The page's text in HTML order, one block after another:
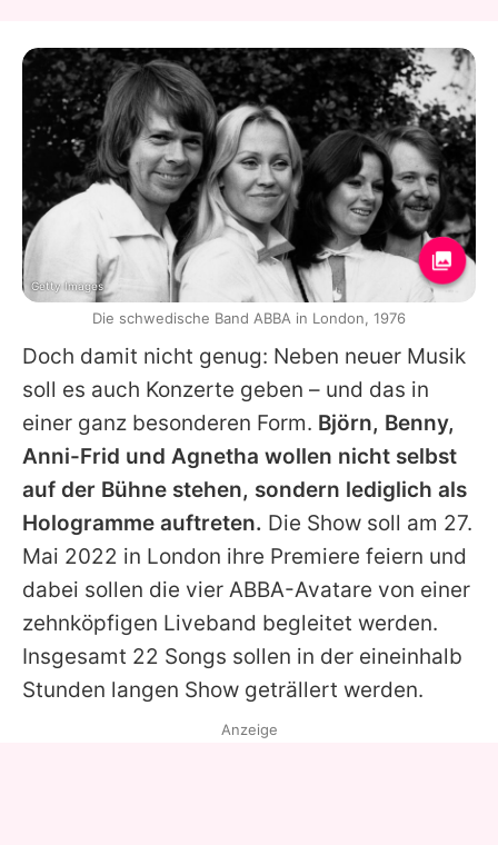
Doch damit nicht genug: Neben neuer Musik
soll es auch Konzerte geben – und das in
einer ganz besonderen Form. Björn, Benny,
Anni-Frid und Agnetha wollen nicht selbst
auf der Bühne stehen, sondern lediglich als
Hologramme auftreten. Die Show soll am 27.
Mai 2022 in London ihre Premiere feiern und
dabei sollen die vier ABBA-Avatare von einer
zehnköpfigen Liveband begleitet werden.
Insgesamt 22 Songs sollen in der eineinhalb
Stunden langen Show geträllert werden.
Getty Images
Die schwedische Band ABBA in London, 1976
Anzeige